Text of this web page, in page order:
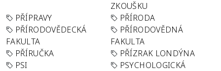
ZKOUŠKU
PŘÍPRAVY
PŘÍRODA
PŘÍRODOVĚDECKÁ
FAKULTA
PŘÍRODOVĚDNÁ
FAKULTA
PŘÍRUČKA
PŘÍZRAK LONDÝNA
PSI
PSYCHOLOGICKÁ